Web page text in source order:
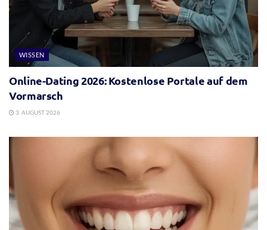
WISSEN
Online-Dating 2026: Kostenlose Portale auf dem
Vormarsch
3. AUGUST 2026